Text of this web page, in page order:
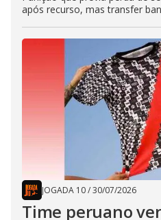
após recurso, mas transfer
JOGADA 10/30/07/2026
Time peruano